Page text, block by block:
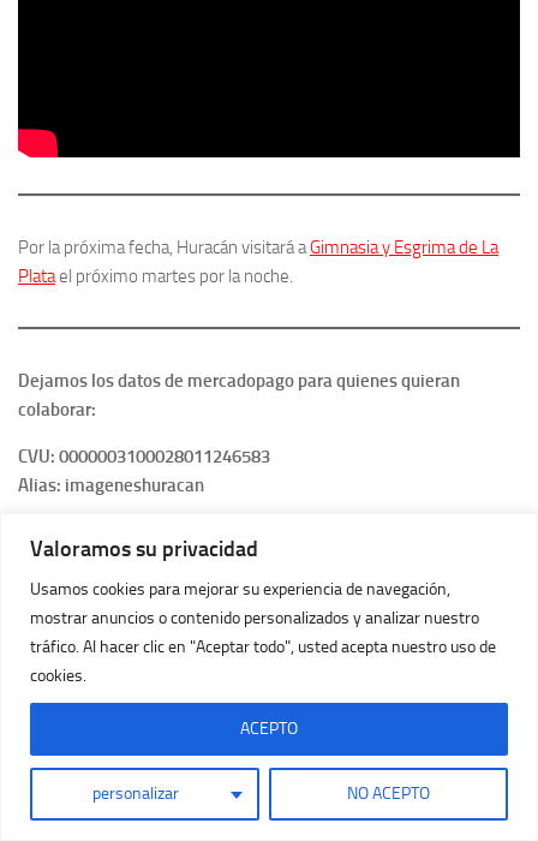
Valoramos su privacidad
Usamos cookies para mejorar su experiencia de navegación,
mostrar anuncios o contenido personalizados y analizar nuestro
tráfico. Al hacer clic en "Aceptar todo", usted acepta nuestro uso de
cookies.
personalizar NO ACEPTO
ACEPTO
Por la próxima fecha, Huracán visitará aGimnasia y Esgrima de La
Platael próximo martes por la noche.
Dejamos los datos de mercadopago para quienes quieran
colaborar:
CVU: 0000003100028011246583
Alias: imageneshuracan
Seguinos en nuestras redes sociales oficiales:
Facebook
Twitter
TikTok